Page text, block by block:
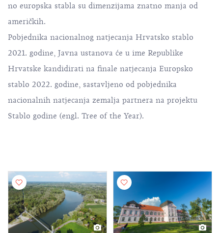
no europska stabla su dimenzijama znatno manja od
američkih.
Pobjednika nacionalnog natjecanja Hrvatsko stablo
2021. godine, Javna ustanova će u ime Republike
Hrvatske kandidirati na finale natjecanja Europsko
stablo 2022. godine, sastavljeno od pobjednika
nacionalnih natjecanja zemalja partnera na projektu
Stablo godine (engl. Tree of the Year).